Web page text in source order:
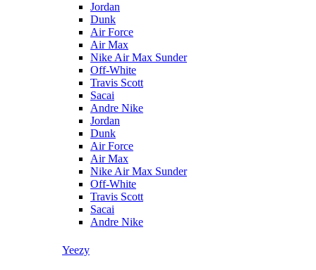
Jordan
Dunk
Air Force
Air Max
Nike Air Max Sunder
Off-White
Travis Scott
Sacai
Andre Nike
Jordan
Dunk
Air Force
Air Max
Nike Air Max Sunder
Off-White
Travis Scott
Sacai
Andre Nike
Yeezy